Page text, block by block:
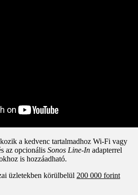
a kedvenc tartalmadhoz Wi-Fi vagy
az opcionális Sonos Line-In adapterrel
is hozzáadható.
üzletekben körülbelül 200 000 forint